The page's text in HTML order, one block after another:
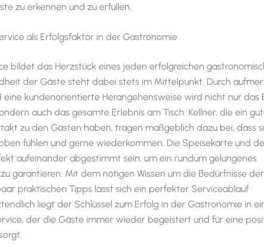
zu erkennen und zu erfüllen.
als Erfolgsfaktor in der Gastronomie
bildet das Herzstück eines jeden erfolgreichen
der Gäste steht dabei stets im Mittelpunkt. Durch
eine kundenorientierte Herangehensweise wird nicht nur das
auch das gesamte Erlebnis am Tisch. Kellner, die ein
zu den Gästen haben, tragen maßgeblich dazu bei, dass
fühlen und gerne wiederkommen. Die Speisekarte und
aufeinander abgestimmt sein, um ein rundum gelungenes
garantieren. Mit dem nötigen Wissen um die Bedürfnisse der
praktischen Tipps lässt sich ein perfekter Serviceablauf
liegt der Schlüssel zum Erfolg in der Gastronomie in
der die Gäste immer wieder begeistert und für eine